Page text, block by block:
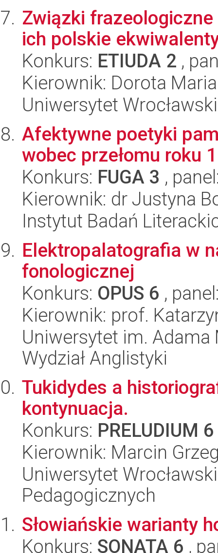
Związki
ich polskie
Konkurs: ETIUDA 2 ,
Kierownik: Dorota
Uniwersytet
Afektywne poetyki
wobec przełomu roku
Konkurs: FUGA 3 ,
Kierownik: dr Justyna
Instytut Badań
Elektropalatografia w
fonologicznej
Konkurs: OPUS 6 ,
Kierownik: prof.
Uniwersytet im.
Wydział Anglistyki
Tukidydes a
kontynuacja.
Konkurs: PRELUDIUM 6
Kierownik: Marcin
Uniwersytet
Pedagogicznych
Słowiańskie warianty
Konkurs: SONATA 6 ,